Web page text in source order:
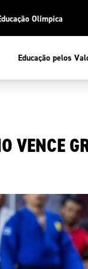
Olímpica
Educação pelos
de Portugal
e Conhecimento
VENCE